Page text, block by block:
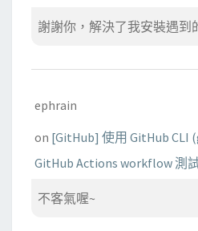
謝謝你，解決了我安裝遇到
ephrain
on [GitHub] 使用 GitHub CLI
GitHub Actions workflow 測
不客氣喔~